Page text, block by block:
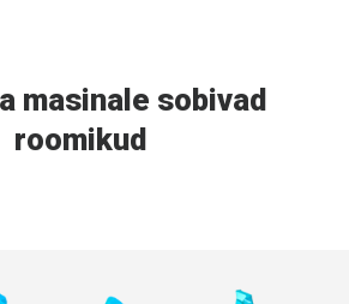
masinale sobivad
roomikud